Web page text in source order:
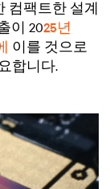
컴팩트한 설계
이 2025년
이를 것으로
합니다.